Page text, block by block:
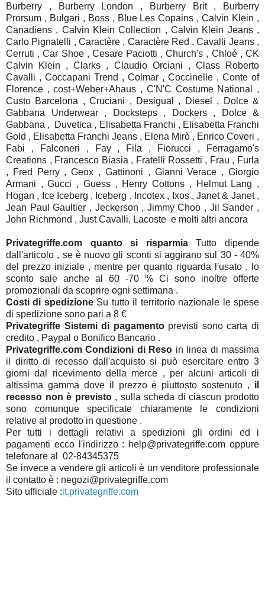
Burberry , Burberry London , Burberry Brit , Burberry
Prorsum , Bulgari , Boss , Blue Les Copains , Calvin Klein ,
Canadiens , Calvin Klein Collection , Calvin Klein Jeans ,
Carlo Pignatelli , Caractère , Caractère Red , Cavalli Jeans ,
Cerruti , Car Shoe , Cesare Paciotti , Church's , Chloé , CK
Calvin Klein , Clarks , Claudio Orciani , Class Roberto
Cavalli , Coccapani Trend , Colmar , Coccinelle , Conte of
Florence , cost+Weber+Ahaus , C'N'C Costume National ,
Custo Barcelona , Cruciani , Desigual , Diesel , Dolce &
Gabbana Underwear , Docksteps , Dockers , Dolce &
Gabbana , Duvetica , Elisabetta Franchi , Elisabetta Franchi
Gold , Elisabetta Franchi Jeans , Elena Mirò , Enrico Coveri ,
Fabi , Falconeri , Fay , Fila , Fiorucci , Ferragamo's
Creations , Francesco Biasia , Fratelli Rossetti , Frau , Furla
, Fred Perry , Geox , Gattinoni , Gianni Verace , Giorgio
Armani , Gucci , Guess , Henry Cottons , Helmut Lang ,
Hogan , Ice Iceberg , Iceberg , Incotex , Ixos , Janet & Janet ,
Jean Paul Gaultier , Jeckerson , Jimmy Choo , Jil Sander ,
John Richmond , Just Cavalli, Lacoste e molti altri ancora
Privategriffe.com quanto si risparmiaTutto dipende
dall'articolo , se è nuovo gli sconti si aggirano sul 30 - 40%
del prezzo iniziale , mentre per quanto riguarda l'usato , lo
sconto sale anche al 60 -70 % Ci sono inoltre offerte
promozionali da scoprire ogni settimana .
Costi di spedizione Su tutto il territorio nazionale le spese
di spedizione sono pari a 8 €
Privategriffe Sistemi di pagamento previsti sono carta di
credito , Paypal o Bonifico Bancario .
Privategriffe.com Condizioni di Reso in linea di massima
il diritto di recesso dall'acquisto si può esercitare entro 3
giorni dal ricevimento della merce , per alcuni articoli di
altissima gamma dove il prezzo è piuttosto sostenuto , il
recesso non è previsto, sulla scheda di ciascun prodotto
sono comunque specificate chiaramente le condizioni
relative al prodotto in questione .
Per tutti i dettagli relativi a spedizioni gli ordini ed i
pagamenti ecco l'indirizzo : help@privategriffe.com oppure
telefonare al 02-84345375
Se invece a vendere gli articoli è un venditore professionale
il contatto è : negozi@privategriffe.com
Sito ufficiale :it.privategriffe.com